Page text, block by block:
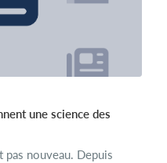
une science des
pas nouveau. Depuis